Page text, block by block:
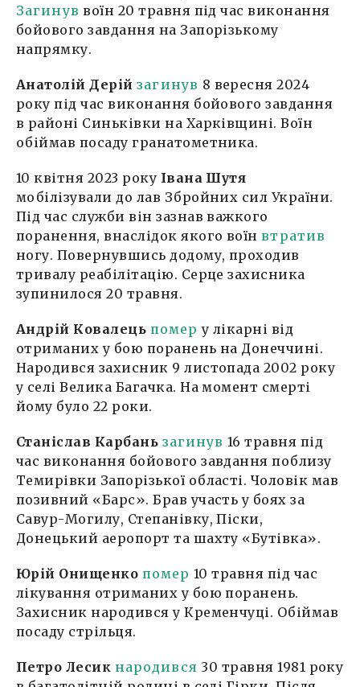
Загинув воїн 20 травня під час виконання
бойового завдання на Запорізькому
напрямку.
Анатолій Дерій загинув 8 вересня 2024
року під час виконання бойового завдання
в районі Синьківки на Харківщині. Воїн
обіймав посаду гранатометника.
10 квітня 2023 року Івана Шутя
мобілізували до лав Збройних сил України.
Під час служби він зазнав важкого
поранення, внаслідок якого воїнвтратив
ногу. Повернувшись додому, проходив
тривалу реабілітацію. Серце захисника
зупинилося 20 травня.
Андрій Ковалець помер у лікарні від
отриманих у бою поранень на Донеччині.
Народився захисник 9 листопада 2002 року
у селі Велика Багачка. На момент смерті
йому було 22 роки.
Станіслав Карбань загинув 16 травня під
час виконання бойового завдання поблизу
Темирівки Запорізької області. Чоловік мав
позивний «Барс». Брав участь у боях за
Савур-Могилу, Степанівку, Піски,
Донецький аеропорт та шахту «Бутівка».
Юрій Онищенко помер 10 травня під час
лікування отриманих у бою поранень.
Захисник народився у Кременчуці. Обіймав
посаду стрільця.
Петро Лесик народився 30 травня 1981 року